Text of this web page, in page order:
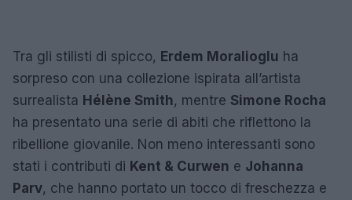
Tra gli stilisti di spicco, Erdem Moralioglu ha
sorpreso con una collezione ispirata all’artista
surrealista Hélène Smith, mentre Simone Rocha
ha presentato una serie di abiti che riflettono la
ribellione giovanile. Non meno interessanti sono
stati i contributi di Kent & Curwen e Johanna
Parv, che hanno portato un tocco di freschezza e